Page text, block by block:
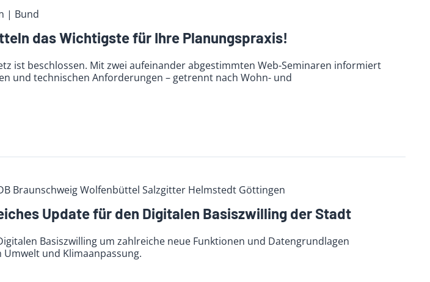
| Bund
das Wichtigste für Ihre Planungspraxis!
ist beschlossen. Mit zwei aufeinander abgestimmten Web-Seminaren informiert
und technischen Anforderungen – getrennt nach Wohn- und
Braunschweig Wolfenbüttel Salzgitter Helmstedt Göttingen
Update für den Digitalen Basiszwilling der Stadt
Basiszwilling um zahlreiche neue Funktionen und Datengrundlagen
und Klimaanpassung.